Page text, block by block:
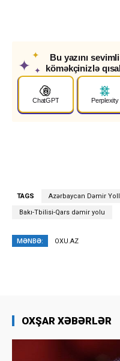
✦
✦
✦
Bu yazını
köməkçinizlə
ChatGPT Perplexity
TAGS Azərbaycan Dəmir
Bakı-Tbilisi-Qars dəmir yolu
MƏNBƏ: OXU.AZ
OXŞAR XƏBƏRLƏR